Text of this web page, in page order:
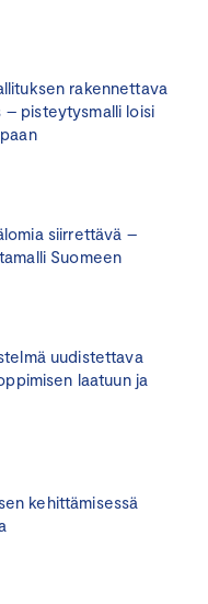
rakennettava
– pisteytysmalli loisi
siirrettävä –
Suomeen
uudistettava
laatuun ja
kehittämisessä